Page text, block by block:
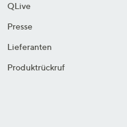
QLive
Presse
Lieferanten
Produktrückruf